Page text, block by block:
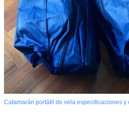
Catamarán portátil de vela especificaciones y